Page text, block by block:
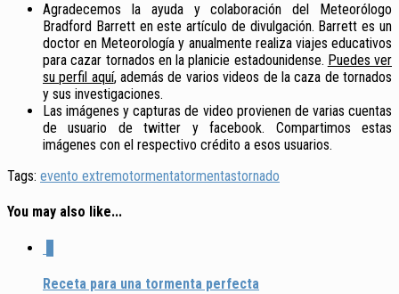
Agradecemos la ayuda y colaboración del Meteorólogo
Bradford Barrett en este artículo de divulgación. Barrett es un
doctor en Meteorología y anualmente realiza viajes educativos
para cazar tornados en la planicie estadounidense. Puedes ver
su perfil aquí, además de varios videos de la caza de tornados
y sus investigaciones.
Las imágenes y capturas de video provienen de varias cuentas
de usuario de twitter y facebook. Compartimos estas
imágenes con el respectivo crédito a esos usuarios.
Tags: evento extremotormentatormentastornado
You may also like...
Receta para una tormenta perfecta